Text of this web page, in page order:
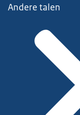
Andere talen